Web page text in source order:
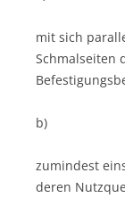
mit sich
Schmalseiten
b)
zumindest
deren